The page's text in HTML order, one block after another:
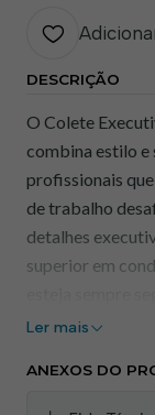
DESCRIÇÃO
O Colete
combina estilo e
profissionais
de trabalho
detalhes
superior em
Ler mais
ANEXOS DO